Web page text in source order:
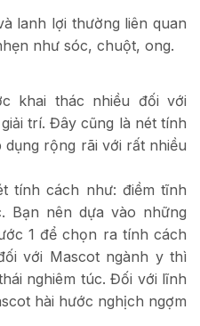
lanh lợi thường liên quan
như sóc, chuột, ong.
khai thác nhiều đối với
trí. Đây cũng là nét tính
rộng rãi với rất nhiều
tính cách như: điềm tĩnh
Bạn nên dựa vào những
1 để chọn ra tính cách
với Mascot ngành y thì
nghiêm túc. Đối với lĩnh
hài hước nghịch ngợm